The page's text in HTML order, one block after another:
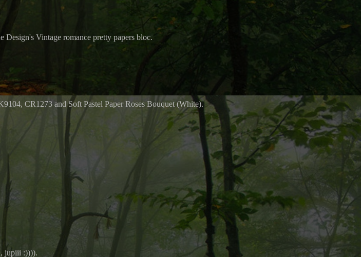
Design's Vintage romance pretty papers bloc.
CR1273 and Soft Pastel Paper Roses Bouquet (White).
jupiii :)))).